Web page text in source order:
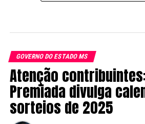
GOVERNO DO ESTADO MS
Atenção
Premiada divulga
sorteios de 2025